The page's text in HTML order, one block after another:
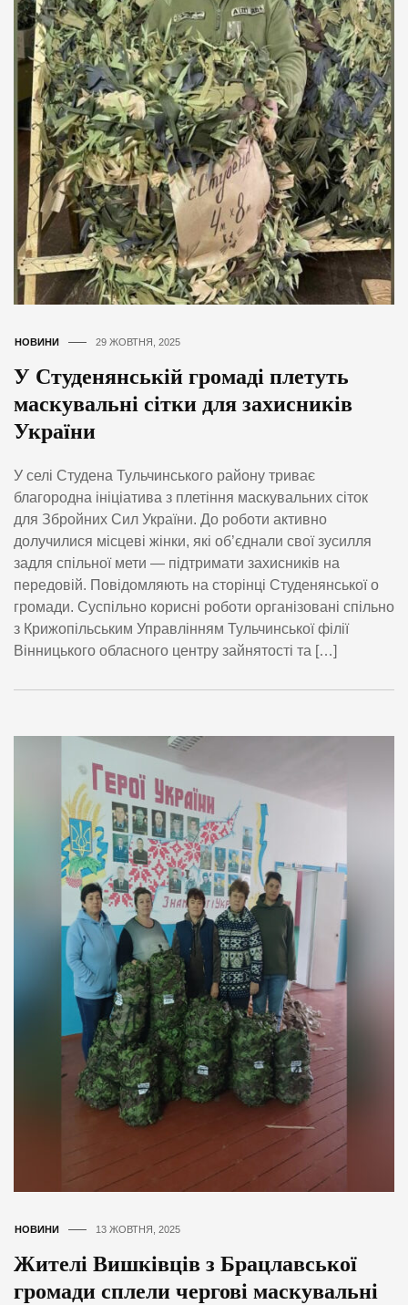
НОВИНИ 29 ЖОВТНЯ, 2025
У Студенянській громаді плетуть
маскувальні сітки для захисників
України
У селі Студена Тульчинського району триває
благородна ініціатива з плетіння маскувальних сіток
для Збройних Сил України. До роботи активно
долучилися місцеві жінки, які об’єднали свої зусилля
задля спільної мети — підтримати захисників на
передовій. Повідомляють на сторінці Студенянської о
громади. Суспільно корисні роботи організовані спільно
з Крижопільським Управлінням Тульчинської філії
Вінницького обласного центру зайнятості та […]
НОВИНИ 13 ЖОВТНЯ, 2025
Жителі Вишківців з Брацлавської
громади сплели чергові маскувальні